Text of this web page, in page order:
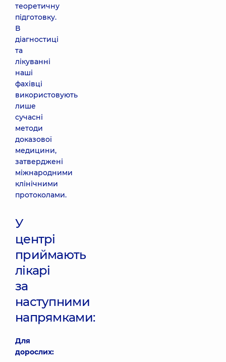
теоретичну
підготовку.
В
діагностиці
та
лікуванні
наші
фахівці
використовують
лише
сучасні
методи
доказової
медицини,
затверджені
міжнародними
клінічними
протоколами.
У
центрі
приймають
лікарі
за
наступними
напрямками:
Для
дорослих: